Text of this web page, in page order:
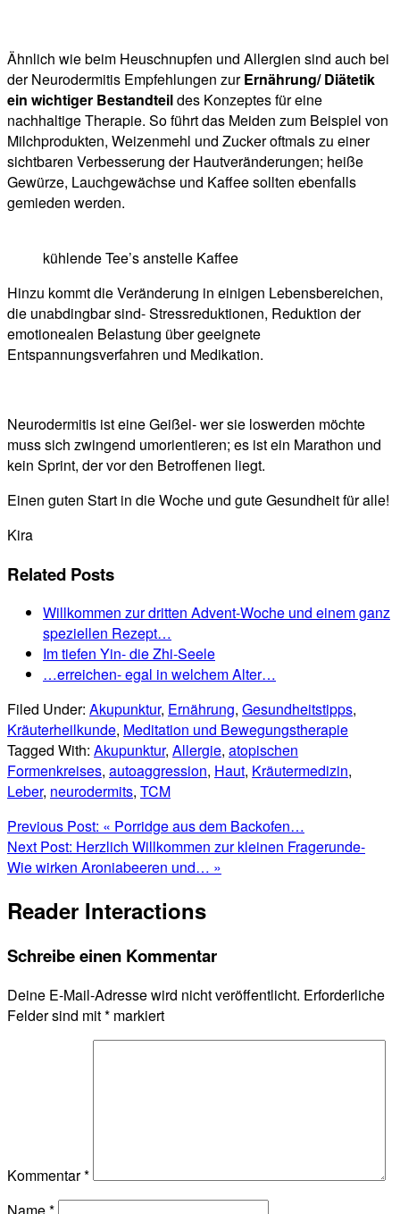
Ähnlich wie beim Heuschnupfen und Allergien sind auch bei
der Neurodermitis Empfehlungen zurErnährung/ Diätetik
ein wichtiger Bestandteildes Konzeptes für eine
nachhaltige Therapie. So führt das Meiden zum Beispiel von
Milchprodukten, Weizenmehl und Zucker oftmals zu einer
sichtbaren Verbesserung der Hautveränderungen; heiße
Gewürze, Lauchgewächse und Kaffee sollten ebenfalls
gemieden werden.
kühlende Tee’s anstelle Kaffee
Hinzu kommt die Veränderung in einigen Lebensbereichen,
die unabdingbar sind- Stressreduktionen, Reduktion der
emotionealen Belastung über geeignete
Entspannungsverfahren und Medikation.
Neurodermitis ist eine Geißel- wer sie loswerden möchte
muss sich zwingend umorientieren; es ist ein Marathon und
kein Sprint, der vor den Betroffenen liegt.
Einen guten Start in die Woche und gute Gesundheit für alle!
Kira
Related Posts
Willkommen zur dritten Advent-Woche und einem ganz
speziellen Rezept…
Im tiefen Yin- die Zhi-Seele
…erreichen- egal in welchem Alter…
Filed Under: Akupunktur, Ernährung, Gesundheitstipps,
Kräuterheilkunde, Meditation und Bewegungstherapie
Tagged With: Akupunktur, Allergie, atopischen
Formenkreises, autoaggression, Haut, Kräutermedizin,
Leber, neurodermits, TCM
Previous Post: « Porridge aus dem Backofen…
Next Post: Herzlich Willkommen zur kleinen Fragerunde-
Wie wirken Aroniabeeren und… »
Reader Interactions
Schreibe einen Kommentar
Deine E-Mail-Adresse wird nicht veröffentlicht. Erforderliche
Felder sind mit* markiert
Kommentar*
Name*